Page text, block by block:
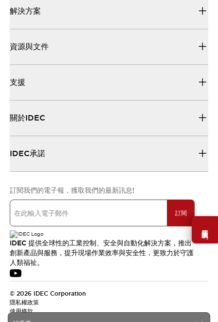
需要幫助嗎？
解決方案
資源與文件
支援
關於IDEC
IDEC承諾
訂閱我們的電子報，獲取我們的最新訊息!
訂閱
IDEC 提供全球性的工業控制、安全與自動化解決方案，推出
創新產品與服務，提升現場作業效率與安全性，更致力於守護
人類福祉。
© 2026 IDEC Corporation
隱私權政策
使用條款